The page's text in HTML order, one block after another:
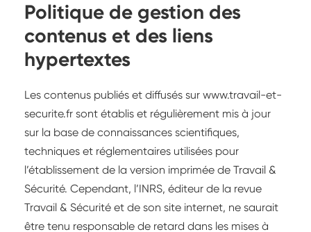
Politique de gestion des
contenus et des liens
hypertextes
Les contenus publiés et diffusés sur www.travail-et-
securite.fr sont établis et régulièrement mis à jour
sur la base de connaissances scientifiques,
techniques et réglementaires utilisées pour
l’établissement de la version imprimée de Travail &
Sécurité. Cependant, l’INRS, éditeur de la revue
Travail & Sécurité et de son site internet, ne saurait
être tenu responsable de retard dans les mises à